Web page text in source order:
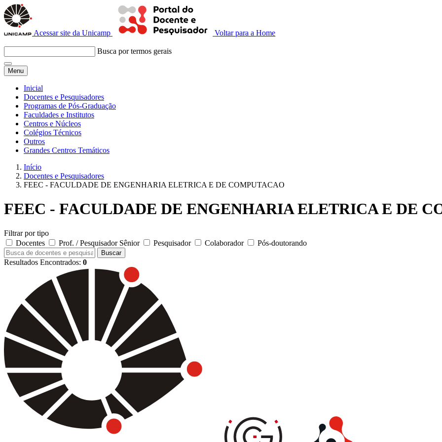
Acessar site da Unicamp Voltar para a Home
Busca por termos gerais
Menu
Inicial
Docentes e Pesquisadores
Programas de Pós-Graduação
Faculdades e Institutos
Centros e Núcleos
Colégios Técnicos
Outros
Grandes Centros Temáticos
Início
Docentes e Pesquisadores
FEEC - FACULDADE DE ENGENHARIA ELETRICA E DE COMPUTACAO
FEEC - FACULDADE DE ENGENHARIA ELETRICA E DE
Filtrar por tipo
Docentes
Prof. / Pesquisador Sênior Pesquisador Colaborador Pós-doutorando
Buscar
Resultados Encontrados: 0